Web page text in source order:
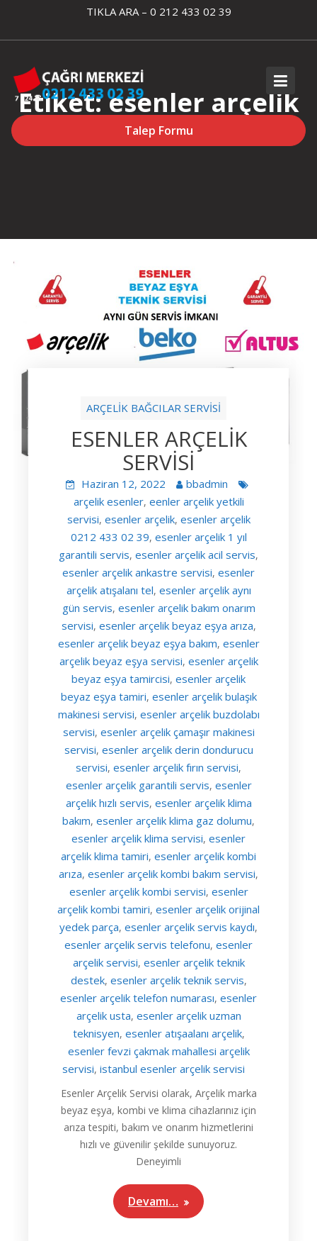
content
TIKLA ARA – 0 212 433 02 39
Talep Formu
Etiket:esenler arçelik
servis telefonu
ARÇELİK BAĞCILAR SERVİSİ
ESENLER ARÇELİK
SERVİSİ
Haziran 12, 2022
bbadmin
arçelik esenler, eenler arçelik yetkili
servisi, esenler arçelik, esenler arçelik
0212 433 02 39, esenler arçelik 1 yıl
garantili servis, esenler arçelik acil servis,
esenler arçelik ankastre servisi, esenler
arçelik atışalanı tel, esenler arçelik aynı
gün servis, esenler arçelik bakım onarım
servisi, esenler arçelik beyaz eşya arıza,
esenler arçelik beyaz eşya bakım, esenler
arçelik beyaz eşya servisi, esenler arçelik
beyaz eşya tamircisi, esenler arçelik
beyaz eşya tamiri, esenler arçelik bulaşık
makinesi servisi, esenler arçelik buzdolabı
servisi, esenler arçelik çamaşır makinesi
servisi, esenler arçelik derin dondurucu
servisi, esenler arçelik fırın servisi,
esenler arçelik garantili servis, esenler
arçelik hızlı servis, esenler arçelik klima
bakım, esenler arçelik klima gaz dolumu,
esenler arçelik klima servisi, esenler
arçelik klima tamiri, esenler arçelik kombi
arıza, esenler arçelik kombi bakım servisi,
esenler arçelik kombi servisi, esenler
arçelik kombi tamiri, esenler arçelik orijinal
yedek parça, esenler arçelik servis kaydı,
esenler arçelik servis telefonu, esenler
arçelik servisi, esenler arçelik teknik
destek, esenler arçelik teknik servis,
esenler arçelik telefon numarası, esenler
arçelik usta, esenler arçelik uzman
teknisyen, esenler atışaalanı arçelik,
esenler fevzi çakmak mahallesi arçelik
servisi, istanbul esenler arçelik servisi
Esenler Arçelik Servisi olarak, Arçelik marka
beyaz eşya, kombi ve klima cihazlarınız için
arıza tespiti, bakım ve onarım hizmetlerini
hızlı ve güvenilir şekilde sunuyoruz.
Deneyimli
Devamı…